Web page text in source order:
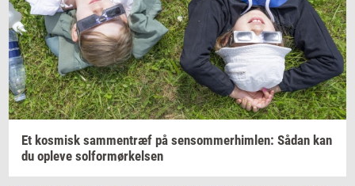
Et kos­misk sam­men­træf på sen­som­mer­him­len: Sådan kan
du op­le­ve sol­for­mør­kel­sen